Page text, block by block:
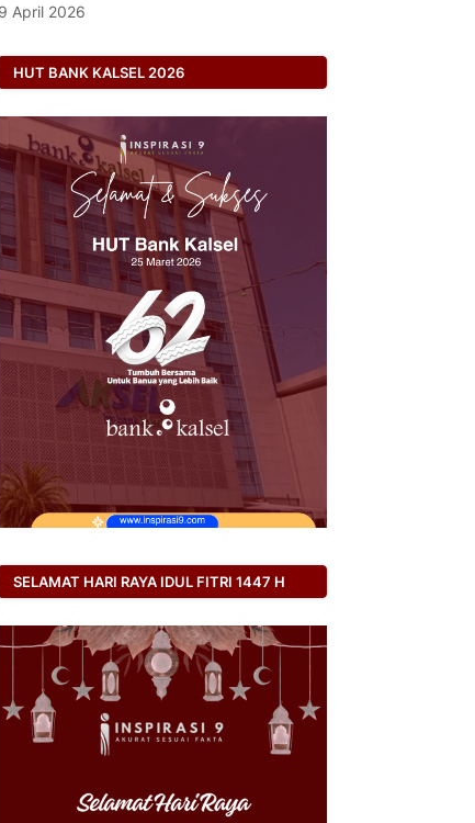
9 April 2026
HUT BANK KALSEL 2026
SELAMAT HARI RAYA IDUL FITRI 1447 H